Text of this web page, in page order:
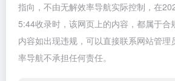
指向，不由无解效率导航实际控制，在
5:44收录时，该网页上的内容，都属于合
内容如出现违规，可以直接联系网站管理
率导航不承担任何责任。